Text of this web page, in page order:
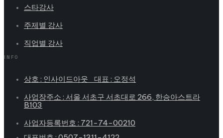
스타강사
주제별 강사
직업별 강사
INFO
상호 : 인사이드아웃 대표 : 오정석
사업장주소 : 서울 서초구 서초대로 266, 한승아스트라
B103
사업자등록번호 : 721-74-00210